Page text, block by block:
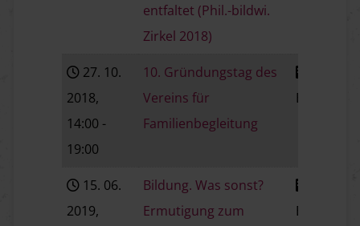
entfaltet (Phil.-bildwi.
Zirkel 2018)
27. 10.
2018,
14:00 -
19:00
10. Gründungstag des
Vereins für
Familienbegleitung
Baden
15. 06.
2019,
Bildung. Was sonst?
Ermutigung zum
Baden